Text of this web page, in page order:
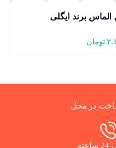
برند ایگلی
تومان
در محل